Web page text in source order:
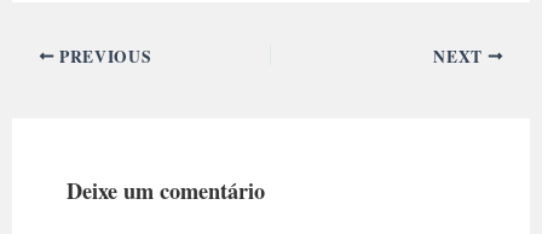
PREVIOUS NEXT
Deixe um comentário